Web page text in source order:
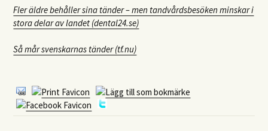
Fler äldre behåller sina tänder – men tandvårdsbesöken minskar i
stora delar av landet (dental24.se)
Så mår svenskarnas tänder (tf.nu)